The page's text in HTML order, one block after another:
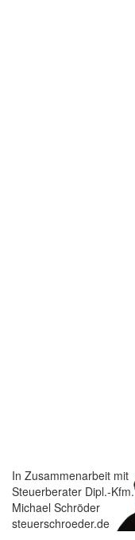
In Zusammenarbeit mit
Steuerberater Dipl.-Kfm.
Michael Schröder
steuerschroeder.de